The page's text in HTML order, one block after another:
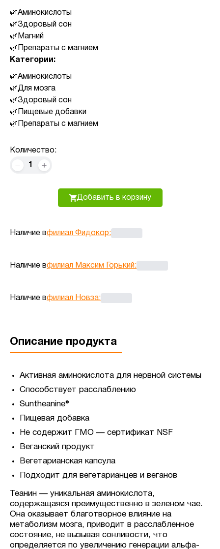
Аминокислоты
Здоровый сон
Магний
Препараты с магнием
Категории:
Аминокислоты
Для мозга
Здоровый сон
Пищевые добавки
Препараты с магнием
Количество:
1
Добавить в корзину
Наличие вфилиал Фидокор:
Наличие вфилиал Максим Горький :
Наличие вфилиал Новза:
Описание продукта
Активная аминокислота для нервной системы
Способствует расслаблению
Suntheanine®
Пищевая добавка
Не содержит ГМО — сертификат NSF
Веганский продукт
Вегетарианская капсула
Подходит для вегетарианцев и веганов
Теанин — уникальная аминокислота,
содержащаяся преимущественно в зеленом чае.
Она оказывает благотворное влияние на
метаболизм мозга, приводит в расслабленное
состояние, не вызывая сонливости, что
определяется по увеличению генерации альфа-